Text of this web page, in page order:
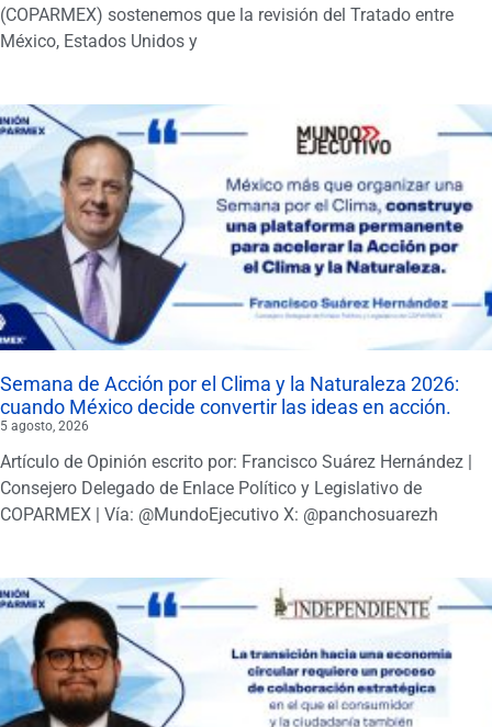
(COPARMEX) sostenemos que la revisión del Tratado entre
México, Estados Unidos y
Semana de Acción por el Clima y la Naturaleza 2026:
cuando México decide convertir las ideas en acción.
5 agosto, 2026
Artículo de Opinión escrito por: Francisco Suárez Hernández |
Consejero Delegado de Enlace Político y Legislativo de
COPARMEX | Vía: @MundoEjecutivo X: @panchosuarezh